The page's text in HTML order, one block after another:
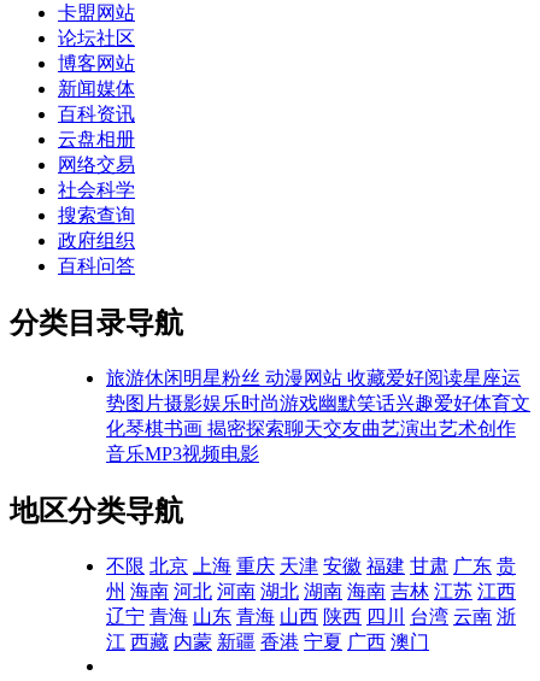
卡盟网站
论坛社区
博客网站
新闻媒体
百科资讯
云盘相册
网络交易
社会科学
搜索查询
政府组织
百科问答
分类目录导航
旅游休闲明星粉丝 动漫网站 收藏爱好阅读星座运
势图片摄影娱乐时尚游戏幽默笑话兴趣爱好体育文
化琴棋书画 揭密探索聊天交友曲艺演出艺术创作
音乐MP3视频电影
地区分类导航
不限 北京 上海 重庆 天津 安徽 福建 甘肃 广东 贵
州 海南 河北 河南 湖北 湖南 海南 吉林 江苏 江西
辽宁 青海 山东 青海 山西 陕西 四川 台湾 云南 浙
江 西藏 内蒙 新疆 香港 宁夏 广西 澳门